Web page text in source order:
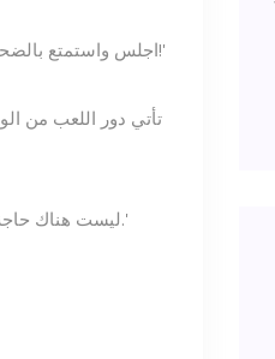
'اجلس واستمتع بالضحك على قطتك' تفعل أشياء بشرية 'وساعدها في منعها من مخلب الأريكة المفضلة لديك!'
'ليست هناك حاجة للصق أو لصقها وهي تطوى بسهولة إذا كنت بحاجة إلى مساحة أكبر قليلاً حول المنزل.'